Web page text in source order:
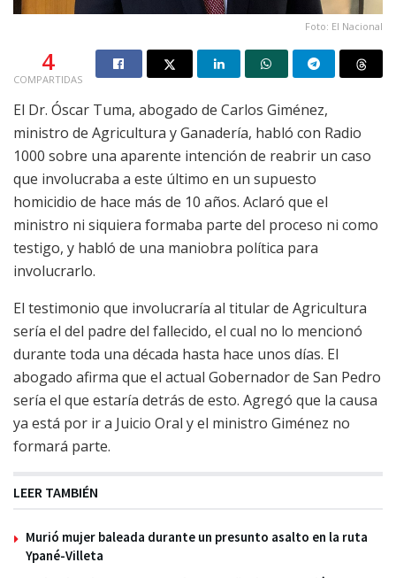
Foto: El Nacional
4
COMPARTIDAS
El Dr. Óscar Tuma, abogado de Carlos Giménez,
ministro de Agricultura y Ganadería, habló con Radio
1000 sobre una aparente intención de reabrir un caso
que involucraba a este último en un supuesto
homicidio de hace más de 10 años. Aclaró que el
ministro ni siquiera formaba parte del proceso ni como
testigo, y habló de una maniobra política para
involucrarlo.
El testimonio que involucraría al titular de Agricultura
sería el del padre del fallecido, el cual no lo mencionó
durante toda una década hasta hace unos días. El
abogado afirma que el actual Gobernador de San Pedro
sería el que estaría detrás de esto. Agregó que la causa
ya está por ir a Juicio Oral y el ministro Giménez no
formará parte.
LEER TAMBIÉN
Murió mujer baleada durante un presunto asalto en la ruta
Ypané-Villeta